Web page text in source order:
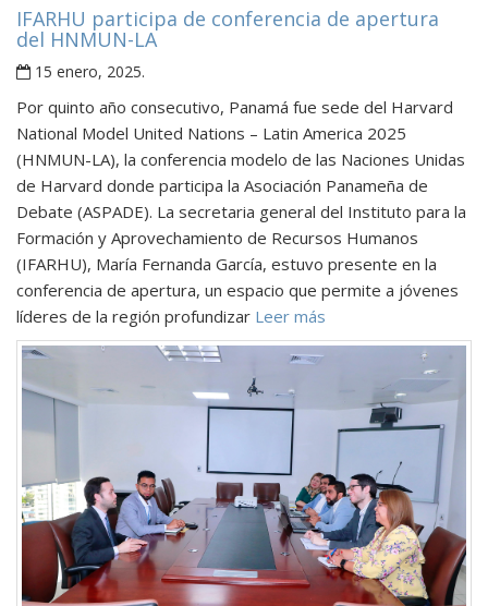
IFARHU participa de conferencia de apertura
del HNMUN-LA
15 enero, 2025.
Por quinto año consecutivo, Panamá fue sede del Harvard
National Model United Nations – Latin America 2025
(HNMUN-LA), la conferencia modelo de las Naciones Unidas
de Harvard donde participa la Asociación Panameña de
Debate (ASPADE). La secretaria general del Instituto para la
Formación y Aprovechamiento de Recursos Humanos
(IFARHU), María Fernanda García, estuvo presente en la
conferencia de apertura, un espacio que permite a jóvenes
líderes de la región profundizar Leer más